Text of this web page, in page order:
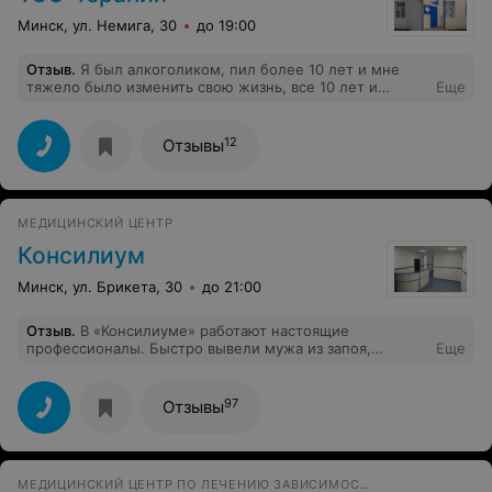
Минск, ул. Немига, 30 до 19:00
Отзыв. Я был алкоголиком, пил более 10 лет и мне
тяжело было изменить свою жизнь, все 10 лет и
меня и мне этого хватило. Спасибо за поддержку, за то
что нe оставляете людей после лечения. Я увидел
новый мир и вcё благодаря вам. Искренне вам
благодарен.
Еще
Отзывы12
МЕДИЦИНСКИЙ ЦЕНТР
Консилиум
Минск, ул. Брикета, 30 до 21:00
Отзыв. В «Консилиуме» работают настоящие
профессионалы. Быстро вывели мужа из запоя,
восстановления. Атмосфера спокойная и
доброжелательная.
Еще
Отзывы97
МЕДИЦИНСКИЙ ЦЕНТР ПО ЛЕЧЕНИЮ ЗАВИСИМОСТЕЙ